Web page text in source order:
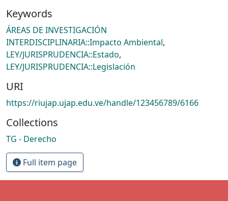
Keywords
ÁREAS DE INVESTIGACIÓN
INTERDISCIPLINARIA::Impacto Ambiental,
LEY/JURISPRUDENCIA::Estado,
LEY/JURISPRUDENCIA::Legislación
URI
https://riujap.ujap.edu.ve/handle/123456789/6166
Collections
TG - Derecho
Full item page